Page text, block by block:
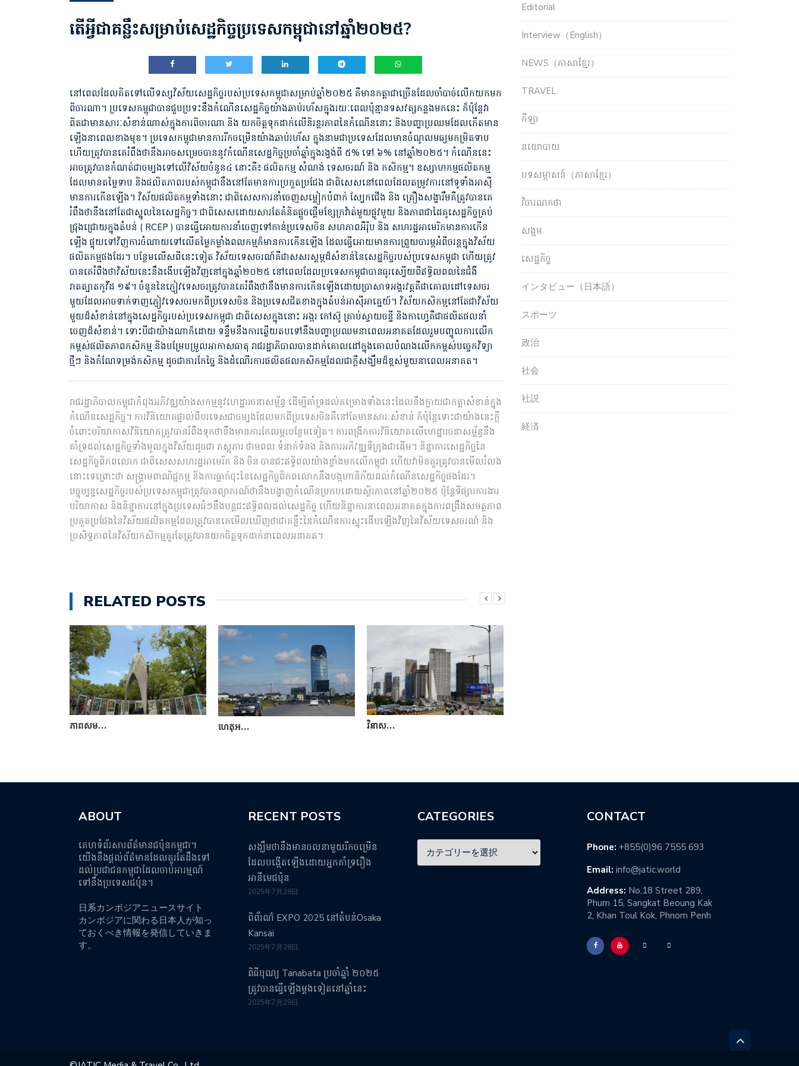
តើអ្វីជាគន្លឹះសម្រាប់សេដ្ឋកិច្ចប្រទេសកម្ពុជានៅឆ្នាំ២០២៥?
នៅពេលដែលគិតទៅលើទស្សវិស័យសេដ្ឋកិច្ចរបស់ប្រទេសកម្ពុជាសម្រាប់ឆ្នាំ២០២៥ គឺមានកត្តាជាច្រើនដែលចាំបាច់លើកយកមក
ពិចារណា។ ប្រទេសកម្ពុជាបានជួបប្រទះនឹងកំណើនសេដ្ឋកិច្ចយ៉ាងឆាប់រហ័សក្នុងរយៈពេលប៉ុន្មានទសវត្សកន្លងមកនេះ ក៏ប៉ុន្តែវា
ពិតជាមានសារៈសំខាន់ណាស់ក្នុងការពិចារណា និង យកចិត្តទុកដាក់លើនិរន្តរភាពនៃកំណើននោះ និងបញ្ហាប្រឈមដែលកើតមាន
ឡើងនាពេលខាងមុខ។ ប្រទេសកម្ពុជាមានការរីកចម្រើនយ៉ាងឆាប់រហ័ស ក្នុងនាមជាប្រទេសដែលមានចំណូលមធ្យមកម្រិតទាប
ហើយត្រូវបានគេរំពឹងថានឹងអាចសម្រេចបាននូវកំណើនសេដ្ឋកិច្ចប្រចាំឆ្នាំក្នុងរង្វង់ពី ៥% ទៅ ​៦% នៅឆ្នាំ២០២៥។ កំណើននេះ
អាចត្រូវបានកំណត់ជាចម្បងទៅលើវិស័យចំនួន៤ នោះគឺ៖ ផលិតកម្ម សំណង់ ទេសចរណ៍ និង កសិកម្ម។ ឧស្សាហកម្មផលិតកម្ម
ដែលមានតម្លៃទាប និងផលិតភាពរបស់កម្ពុជានឹងនៅតែមានការប្រកួតប្រជែង ជាពិសេសនៅពេលដែលតម្រូវការនៅទូទាំងអាសុី
មានការកើនឡើង។ វិស័យផលិតកម្មទាំងនោះ ជាពិសេសការនាំចេញសម្លៀកបំពាក់ ស្បែកជើង និង គ្រឿងសង្ហារឹមគឺត្រូវបានគេ
រំពឹងថានឹងនៅតែជាស្នូលនៃសេដ្ឋកិច្ច។ ជាពិសេសដោយសារតែគំនិតផ្តួចផ្តើមខ្សែក្រវ៉ាត់មួយផ្លូវមួយ និងភាពជាដៃគូសេដ្ឋកិច្ចគ្រប់
ជ្រុងជ្រោយក្នុងតំបន់ ( RCEP ) បានធ្វើអោយការនាំចេញទៅកាន់ប្រទេសចិន សហភាពអឺរ៉ុប និង សហរដ្ឋអាមេរិកមានការកើន
ឡើង ផ្ទុយទៅវិញការចំណាយទៅលើតម្លៃកម្លាំងពលកម្មក៏មានការកើនឡើង ដែលធ្វើអោយមានការព្រួយបារម្ភអំពីចរន្តក្នុងវិស័យ
ផលិតកម្មផងដែរ។ បន្ថែមលើសពីនេះទៀត វិស័យទេសចរណ៍គឺជាសសរស្តម្ភដ៏សំខាន់នៃសេដ្ឋកិច្ចរបស់ប្រទេសកម្ពុជា ហើយត្រូវ
បានគេរំពឺងថាវិស័យនេះនឹងងើបឡើងវិញនៅក្នុងឆ្នាំ២០២៥ នៅពេលដែលប្រទេសកម្ពុជាបានធូរស្បើយពីឥទ្ធិលពលនៃជំងឺ
រាតត្បាតកូវីដ ១៩។ ចំនួននៃភ្ញៀវទេសចរត្រូវបានគេរំពឹងថានឹងមានការកើនឡើងដោយប្រាសាទអង្គរវត្តគឺជាគោលដៅទេសចរ
មួយដែលអាចទាក់ទាញភ្ញៀវទេសចរមកពីប្រទេសចិន និងប្រទេសជិតខាងក្នុងតំបន់អាសុីអាគ្នេយ៍។ វិស័យកសិកម្មនៅតែជាវិស័យ
មួយដ៏សំខាន់នៅក្នុងសេដ្ឋកិច្ចរបស់ប្រទេសកម្ពុជា​ ជាពិសេសក្នុងនោះ អង្ករ កៅស៊ូ គ្រាប់ស្វាយចន្ទី និងកាហ្វេគឺជាផលិតផលនាំ
ចេញដ៏សំខាន់។ ទោះបីជាយ៉ាងណាក៏ដោយ ទន្ទឹមនឹងការឆ្លើយតបទៅនឹងបញ្ហាប្រឈមនាពេលអនាគតដែល​រួមបញ្ចូលការលើក
កម្ពស់ផលិតភាពកសិកម្ម និងបម្រែបម្រួលអាកាសធាតុ រាជរដ្ឋាភិបាលបានដាក់គោលដៅក្នុងគោលបំណងលើកកម្ពស់បច្ចេកវិទ្យា
ថ្មីៗ និងកំណែទម្រង់កសិកម្ម ដូចជាការកែច្នៃ និងដំណើរការផលិតផលកសិកម្មដែលជាក្តីសង្ឃឹមដ៏ខ្ពស់មួយនាពេលអនាគត។
​​រាជរដ្ឋាភិបាលកម្ពុជាកំពុងអភិវឌ្ឍយ៉ាងសកម្មនូវហេដ្ឋារចនាសម្ព័ន្ធ ដើម្បីគាំទ្រដល់គម្រោងទាំងនេះដែលនឹងក្លាយជាកត្តាសំខាន់ក្នុង
កំណើនសេដ្ឋកិច្ច។ ការវិនិយោគផ្ទាល់ពីបរទេសជាចម្បងដែលមកពីប្រទេសចិនគឺនៅតែមានសារៈសំខាន់ ក៏ប៉ុន្តែទោះជាយ៉ាងនេះក្តី
ចំពោះបរិយាកាសវិនិយោគត្រូវបានរំពឹងទុកថានឹងមានការកែលម្អរបន្ថែមទៀត។ ការពង្រីកការវិនិយោគលើហេដ្ឋារចនាសម្ព័ន្ធនឹង
គាំទ្រដល់សេដ្ឋកិច្ចទាំងមូលក្នុងវិស័យដូចជា ភស្តុភារ ថាមពល ទំនាក់ទំនង និងការអភិវឌ្ឍទីក្រុងជាដើម។ និន្នាការសេដ្ឋកិច្ចនៃ
សេដ្ឋកិច្ចពិភពលោក ជាពិសេសសហរដ្ឋអាមេរិក​ និង ចិន បានជះឥទ្ធិពលយ៉ាងខ្លាំងមកលើកម្ពុជា ហើយវាមិនគួរត្រូវបានមើលរំលង
នោះទេព្រោះថា សង្រ្គាមពាណិជ្ជកម្ម និងការធ្លាក់ចុះនៃសេដ្ឋកិច្ចពិភពលោកនឹងបង្កហានិភ័យដល់កំណើនសេដ្ឋកិច្ចផងដែរ។
បច្ចុប្បន្នសេដ្ឋកិច្ចរបស់ប្រទេសកម្ពុជាត្រូវបានព្យាករណ៍ថានឹងបង្ហាញកំណើនប្រកបដោយស្ថិរភាពនៅឆ្នាំ២០២៥ ប៉ុន្តែទីផ្សារការងារ
បរិយាកាស និងនិន្នាការនៅក្នុងប្រទេសធំៗនឹងបន្តជះឥទ្ធិពលដល់សេដ្ឋកិច្ច ហើយនិន្នាការនាពេលអនាគតក្នុងការពង្រឹងសមត្ថភាព
ប្រកួតប្រជែងនៃវិស័យផលិតកម្មដែលត្រូវបានគេមើលឃើញថាជាគន្លឹះនៃកំណើនការស្ទុះងើបឡើងវិញនៃវិស័យទេសចរណ៍ និង
ប្រសិទ្ធភាពនៃវិស័យកសិកម្មគួរតែត្រូវបានយកចិត្តទុកដាក់នាពេលអនាគត។
RELATED POSTS
ភាពសម… ហេតុអ… វិនាស…
Editorial
Interview（English）
NEWS（ភាសាខ្មែរ）
TRAVEL
កីឡា
នយោបាយ
បទសម្ភាសន៍（ភាសាខ្មែរ）
វិចារណកថា
សង្គម
សេដ្ឋកិច្ច
インタビュー（日本語）
スポーツ
政治
社会
社説
経済
ABOUT
គេហទំព័រសារព័ត៌មានជប៉ុនកម្ពុជា។
យើងនឹងផ្តល់ព័ត៌មានដែលគួរតែដឹងទៅ
ដល់ប្រជាជនកម្ពុជាដែលចាប់អារម្មណ៍
ទៅនឹងប្រទេសជប៉ុន។
日系カンボジアニュースサイト
カンボジアに関わる日本人が知っ
ておくべき情報を発信していきま
す。
RECENT POSTS
សង្ឃឹមថានឹងមានចលនាមួយរីកចម្រើន
ដែលបង្កើតឡើងដោយអ្នកគាំទ្ររឿង
អានីមេជប៉ុន
2025年7月28日
ពិព័រណ៌ EXPO 2025 នៅតំបន់Osaka
Kansai
2025年7月28日
ពិធីបុណ្យ Tanabata ប្រចាំឆ្នាំ ២០២៥
ត្រូវបានធ្វើឡើងម្តងទៀតនៅឆ្នាំនេះ
2025年7月28日
CATEGORIES CONTACT
Phone: +855(0)96 7555 693
Email: info@jatic.world
Address: No,18 Street 289,
Phum 15, Sangkat Beoung Kak
2, Khan Toul Kok, Phnom Penh